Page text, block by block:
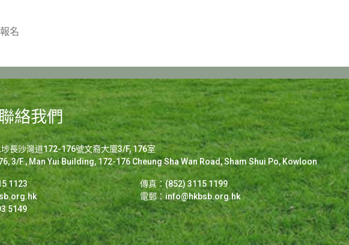
名
絡我們
長沙灣道172-176號文裔大廈3/F, 176室
3/F., Man Yui Building, 172-176 Cheung Sha Wan Road, Sham Shui Po, Kowloon
1123
5149
傳真：(852) 3115 1199
電郵： info@hkbsb.org.hk